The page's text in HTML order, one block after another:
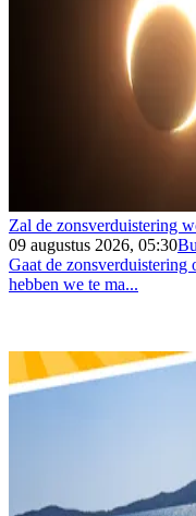
Zal de zonsverduistering
09 augustus 2026, 05:30
Gaat de
hebben we te ma...